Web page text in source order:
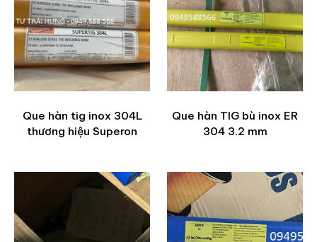
Que hàn tig inox 304L
thương hiệu Superon
Que hàn TIG bù inox ER
304 3.2 mm